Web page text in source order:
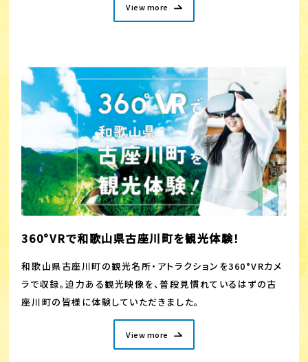
View more
360°VRで和歌山県古座川町を観光体験！
和歌山県古座川町の観光名所・アトラクションを360°VRカメ
ラで収録。迫力ある観光映像を、普段見慣れているはずの古
座川町の皆様に体験していただきました。
View more